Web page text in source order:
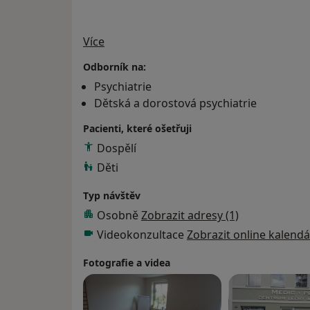
Více
Odborník na:
Psychiatrie
Dětská a dorostová psychiatrie
Pacienti, které ošetřuji
Dospělí
Děti
Typ návštěv
Osobně Zobrazit adresy (1)
Videokonzultace Zobrazit online
Fotografie a videa